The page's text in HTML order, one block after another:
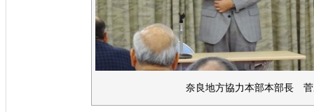
奈良地方協力本部本部長